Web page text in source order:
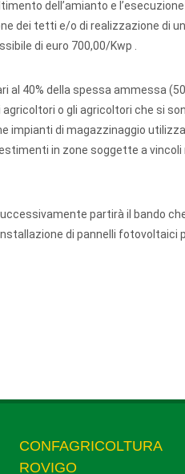
dell’amianto e
dei tetti e/o di realizzazione di
di euro 700,00/Kwp .
al 40% della spessa ammessa
o gli agricoltori che si
impianti di magazzinaggio
in zone soggette a
partirà il bando
di pannelli fotovoltaici
CONFAGRICOLTURA
ROVIGO